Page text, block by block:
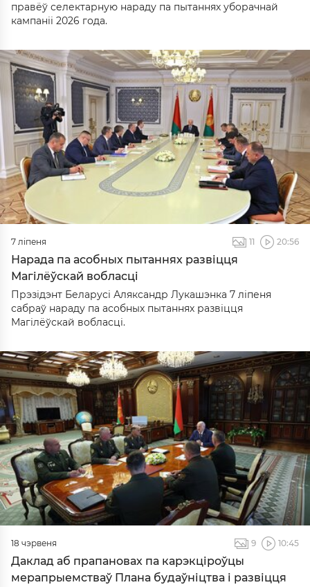
правёў селектарную нараду па пытаннях уборачнай
кампаніі 2026 года.
7 ліпеня 11 20:56
Нарада па асобных пытаннях развіцця
Магілёўскай вобласці
Прэзідэнт Беларусі Аляксандр Лукашэнка 7 ліпеня
сабраў нараду па асобных пытаннях развіцця
Магілёўскай вобласці.
18 чэрвеня 9 10:45
Даклад аб прапановах па карэкціроўцы
мерапрыемстваў Плана будаўніцтва і развіцця